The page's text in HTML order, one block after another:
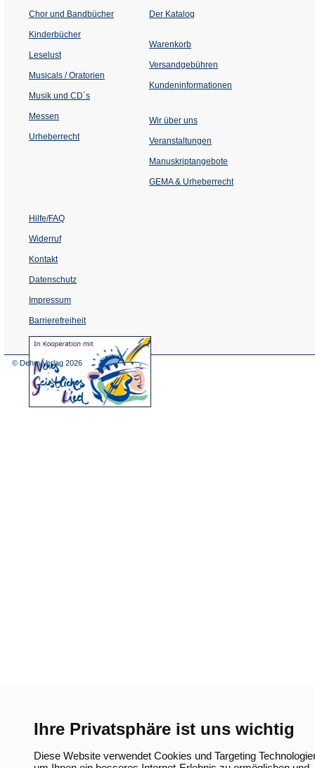
Ihre Privatsphäre ist uns wichtig
Diese Website verwendet Cookies und Targeting
Chor und Bandbücher
Kinderbücher
Leselust
Musicals / Oratorien
Musik und CD´s
Messen
Urheberrecht
Der Katalog
Warenkorb
Versandgebühren
Kundeninformationen
Wir über uns
Veranstaltungen
einem
Tab)
Manuskriptangebote
GEMA & Urheberrecht
Hilfe/FAQ
Widerruf
Kontakt
Datenschutz
Impressum
Barrierefreiheit
(Öffnet
in
© Dehm Verlag 2026